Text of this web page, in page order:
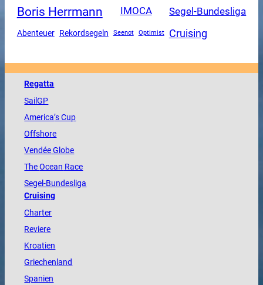
Boris Herrmann IMOCA Segel-Bundesliga
Abenteuer Rekordsegeln Seenot Optimist Cruising
Regatta
SailGP
America’s Cup
Offshore
VendéeGlobe
TheOcean Race
Segel-Bundesliga
Cruising
Charter
Reviere
Kroatien
Griechenland
Spanien